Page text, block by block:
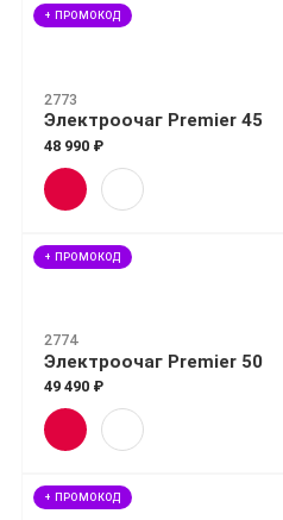
+ ПРОМОКОД
2773
Электроочаг Premier 45
48 990 ₽
+ ПРОМОКОД
2774
Электроочаг Premier 50
49 490 ₽
+ ПРОМОКОД